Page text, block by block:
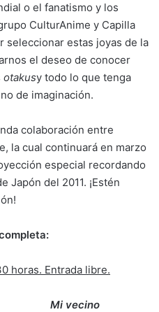
o el fanatismo y los
CulturAnime y Capilla
seleccionar estas joyas de la
el deseo de conocer
otakusy todo lo que tenga
de imaginación.
colaboración entre
la cual continuará en marzo
especial recordando
Japón del 2011. ¡Estén
horas. Entrada libre.
Mi vecino